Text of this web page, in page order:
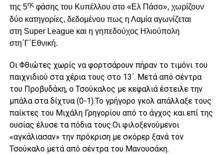
της 5ηςφάσης του Κυπέλλου στο «Ελ Πάσο», χωρίζουν
δύο κατηγορίες, δεδομένου πως η Λαμία αγωνίζεται
στη Super Leagueκαι η γηπεδούχος Ηλιούπολη
στη΄Γ΄Εθνική.
Οι Φθιώτες χωρίς να φορτσάρουν πήραν το τιμόνι του
παιχνιδιού στα χέρια τους στο 13΄. Μετά από σέντρα
του Προβυδάκη, ο Τσούκαλος με κεφαλιά έστειλε την
μπάλα στα δίχτυα (0-1).Το γρήγορο γκολ απάλλαξε τους
παίκτες του Μιχάλη Γρηγορίου από το άγχος και επί της
ουσίας έλυσε τα πόδια τους.Οι φιλοξενούμενοι
«αγκάλιασαν» την πρόκριση με σκόρερ ξανά τον
Τσούκαλο μετά από σέντρα του Μανουσάκη.